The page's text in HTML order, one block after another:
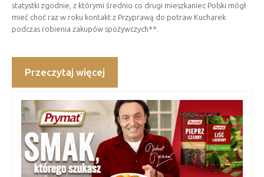
statystki zgodnie, z którymi średnio co drugi mieszkaniec Polski mógł
mieć choć raz w roku kontakt z Przyprawą do potraw Kucharek
podczas robienia zakupów spożywczych**.
Przeczytaj więcej